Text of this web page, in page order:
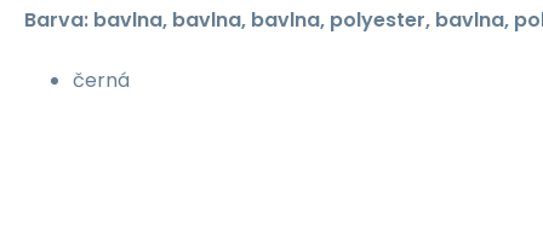
Barva: bavlna, bavlna, bavlna, polyester, bavlna,
černá